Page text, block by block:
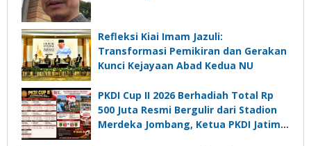
Refleksi Kiai Imam Jazuli:
Transformasi Pemikiran dan Gerakan
Kunci Kejayaan Abad Kedua NU
PKDI Cup II 2026 Berhadiah Total Rp
500 Juta Resmi Bergulir dari Stadion
Merdeka Jombang, Ketua PKDI Jatim: